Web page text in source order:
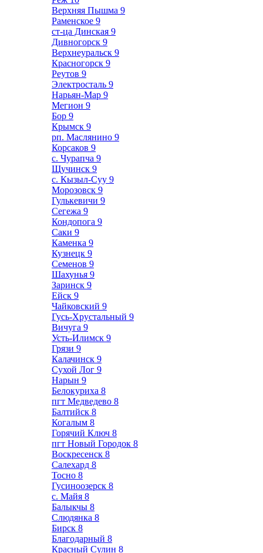
Верхняя Пышма 9
Раменское 9
ст-ца Динская 9
Дивногорск 9
Верхнеуральск 9
Красногорск 9
Реутов 9
Электросталь 9
Нарьян-Мар 9
Мегион 9
Бор 9
Крымск 9
рп. Маслянино 9
Корсаков 9
с. Чурапча 9
Щучинск 9
с. Кызыл-Суу 9
Морозовск 9
Гулькевичи 9
Сегежа 9
Кондопога 9
Саки 9
Каменка 9
Кузнецк 9
Семенов 9
Шахунья 9
Заринск 9
Ейск 9
Чайковский 9
Гусь-Хрустальный 9
Вичуга 9
Усть-Илимск 9
Грязи 9
Калачинск 9
Сухой Лог 9
Нарын 9
Белокуриха 8
пгт Медведево 8
Балтийск 8
Когалым 8
Горячий Ключ 8
пгт Новый Городок 8
Воскресенск 8
Салехард 8
Тосно 8
Гусиноозерск 8
с. Майя 8
Балыкчы 8
Слюдянка 8
Бирск 8
Благодарный 8
Красный Сулин 8